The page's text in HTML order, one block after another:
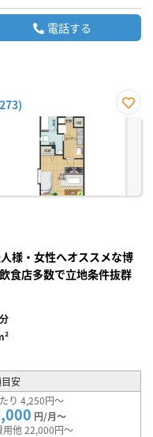
電話する
お気
様・女性へオススメな博
食店多数で立地条件抜群
安
り 4,250円～
円/月～
用他 22,000円～